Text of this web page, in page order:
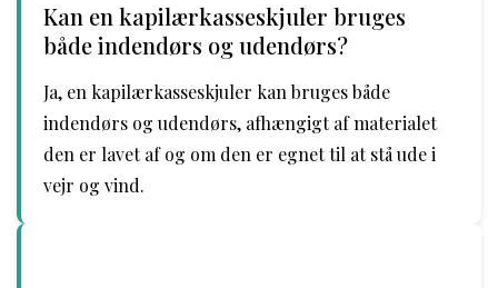
Kan en kapilærkasseskjuler bruges
både indendørs og udendørs?
Ja, en kapilærkasseskjuler kan bruges både
indendørs og udendørs, afhængigt af materialet
den er lavet af og om den er egnet til at stå ude i
vejr og vind.